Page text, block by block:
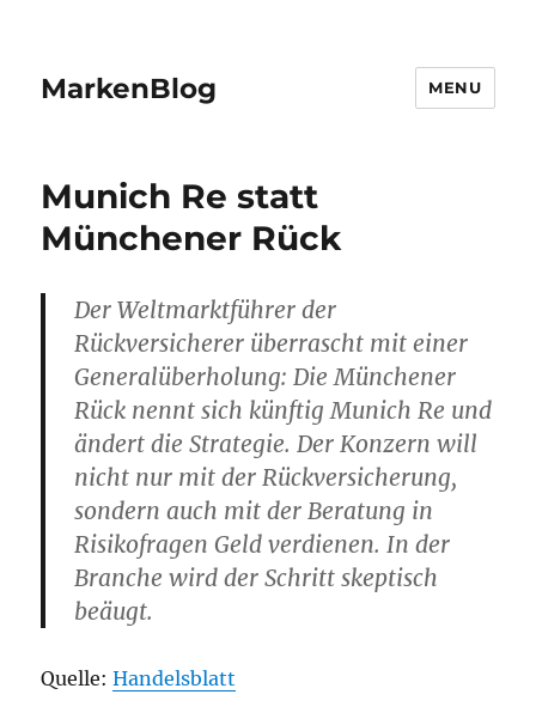
MarkenBlog MENU
Munich Re statt
Münchener Rück
Der Weltmarktführer der
Rückversicherer überrascht mit einer
Generalüberholung: Die Münchener
Rück nennt sich künftig Munich Re und
ändert die Strategie. Der Konzern will
nicht nur mit der Rückversicherung,
sondern auch mit der Beratung in
Risikofragen Geld verdienen. In der
Branche wird der Schritt skeptisch
beäugt.
Quelle:Handelsblatt